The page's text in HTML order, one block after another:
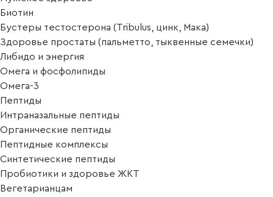
Биотин
Бустеры тестостерона (Tribulus, цинк, Мака)
Здоровье простаты (пальметто, тыквенные семечки)
Либидо и энергия
Омега и фосфолипиды
Омега-3
Пептиды
Интраназальные пептиды
Органические пептиды
Пептидные комплексы
Синтетические пептиды
Пробиотики и здоровье ЖКТ
Вегетарианцам